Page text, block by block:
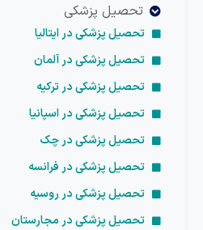
تحصیل پزشکی
تحصیل پزشکی در ایتالیا
تحصیل پزشکی در آلمان
تحصیل پزشکی در ترکیه
تحصیل پزشکی در اسپانیا
تحصیل پزشکی در چک
تحصیل پزشکی در فرانسه
تحصیل پزشکی در روسیه
تحصیل پزشکی در مجارستان